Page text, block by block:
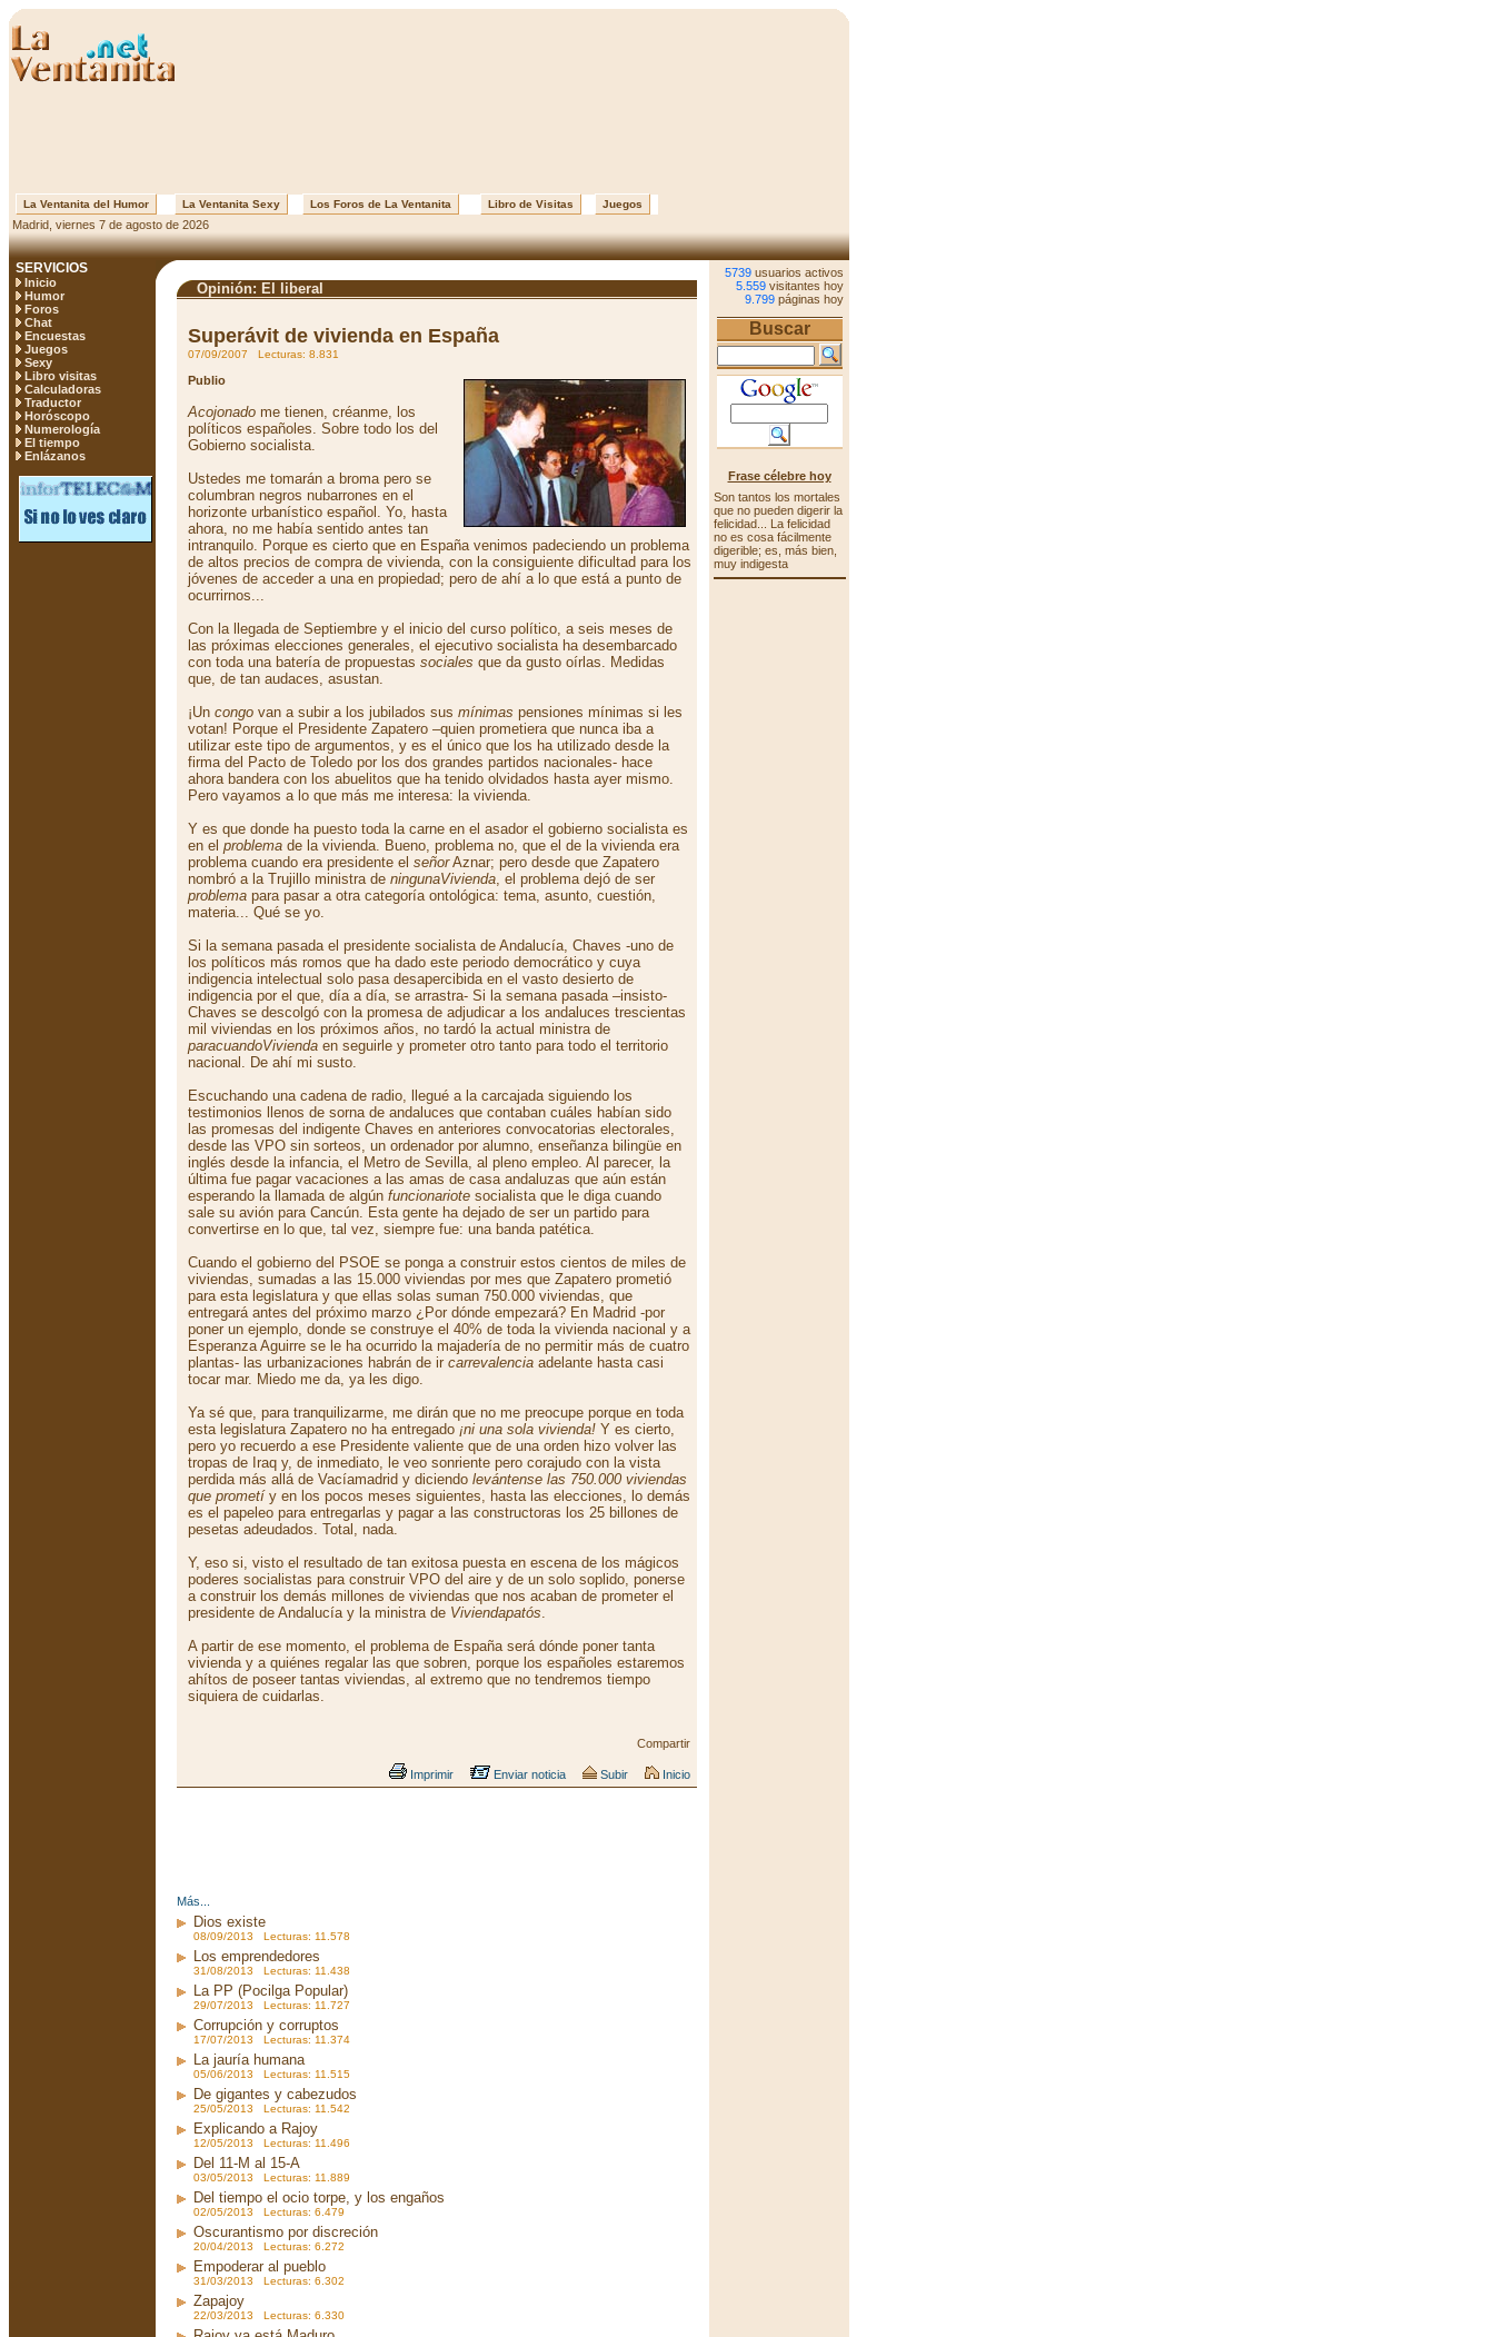
La Ventanita del Humor La Ventanita Sexy Los Foros de La Ventanita Libro de Visitas Juegos
Madrid, viernes 7 de agosto de 2026
SERVICIOS
Inicio
Humor
Foros
Chat
Encuestas
Juegos
Sexy
Libro visitas
Calculadoras
Traductor
Horóscopo
Numerología
El tiempo
Enlázanos
Opinión: El liberal
Superávit de vivienda en España
07/09/2007 Lecturas: 8.831
Publio
Acojonado me tienen, créanme, los
políticos españoles. Sobre todo los del
Gobierno socialista.
Ustedes me tomarán a broma pero se
columbran negros nubarrones en el
horizonte urbanístico español. Yo, hasta
ahora, no me había sentido antes tan
intranquilo. Porque es cierto que en España venimos padeciendo un problema
de altos precios de compra de vivienda, con la consiguiente dificultad para los
jóvenes de acceder a una en propiedad; pero de ahí a lo que está a punto de
ocurrirnos...
Con la llegada de Septiembre y el inicio del curso político, a seis meses de
las próximas elecciones generales, el ejecutivo socialista ha desembarcado
con toda una batería de propuestas sociales que da gusto oírlas. Medidas
que, de tan audaces, asustan.
¡Un congo van a subir a los jubilados sus mínimas pensiones mínimas si les
votan! Porque el Presidente Zapatero –quien prometiera que nunca iba a
utilizar este tipo de argumentos, y es el único que los ha utilizado desde la
firma del Pacto de Toledo por los dos grandes partidos nacionales- hace
ahora bandera con los abuelitos que ha tenido olvidados hasta ayer mismo.
Pero vayamos a lo que más me interesa: la vivienda.
Y es que donde ha puesto toda la carne en el asador el gobierno socialista es
en el problema de la vivienda. Bueno, problema no, que el de la vivienda era
problema cuando era presidente el señorAznar; pero desde que Zapatero
nombró a la Trujillo ministra de ningunaVivienda, el problema dejó de ser
problema para pasar a otra categoría ontológica: tema, asunto, cuestión,
materia... Qué se yo.
Si la semana pasada el presidente socialista de Andalucía, Chaves -uno de
los políticos más romos que ha dado este periodo democrático y cuya
indigencia intelectual solo pasa desapercibida en el vasto desierto de
indigencia por el que, día a día, se arrastra- Si la semana pasada –insisto-
Chaves se descolgó con la promesa de adjudicar a los andaluces trescientas
mil viviendas en los próximos años, no tardó la actual ministra de
paracuandoVivienda en seguirle y prometer otro tanto para todo el territorio
nacional. De ahí mi susto.
Escuchando una cadena de radio, llegué a la carcajada siguiendo los
testimonios llenos de sorna de andaluces que contaban cuáles habían sido
las promesas del indigente Chaves en anteriores convocatorias electorales,
desde las VPO sin sorteos, un ordenador por alumno, enseñanza bilingüe en
inglés desde la infancia, el Metro de Sevilla, al pleno empleo. Al parecer, la
última fue pagar vacaciones a las amas de casa andaluzas que aún están
esperando la llamada de algún funcionariote socialista que le diga cuando
sale su avión para Cancún. Esta gente ha dejado de ser un partido para
convertirse en lo que, tal vez, siempre fue: una banda patética.
Cuando el gobierno del PSOE se ponga a construir estos cientos de miles de
viviendas, sumadas a las 15.000 viviendas por mes que Zapatero prometió
para esta legislatura y que ellas solas suman 750.000 viviendas, que
entregará antes del próximo marzo ¿Por dónde empezará? En Madrid -por
poner un ejemplo, donde se construye el 40% de toda la vivienda nacional y a
Esperanza Aguirre se le ha ocurrido la majadería de no permitir más de cuatro
plantas- las urbanizaciones habrán de ir carrevalencia adelante hasta casi
tocar mar. Miedo me da, ya les digo.
Ya sé que, para tranquilizarme, me dirán que no me preocupe porque en toda
esta legislatura Zapatero no ha entregado ¡ni una sola vivienda! Y es cierto,
pero yo recuerdo a ese Presidente valiente que de una orden hizo volver las
tropas de Iraq y, de inmediato, le veo sonriente pero corajudo con la vista
perdida más allá de Vacíamadrid y diciendo levántense las 750.000 viviendas
que prometíy en los pocos meses siguientes, hasta las elecciones, lo demás
es el papeleo para entregarlas y pagar a las constructoras los 25 billones de
pesetas adeudados. Total, nada.
Y, eso si, visto el resultado de tan exitosa puesta en escena de los mágicos
poderes socialistas para construir VPO del aire y de un solo soplido, ponerse
a construir los demás millones de viviendas que nos acaban de prometer el
presidente de Andalucía y la ministra de Viviendapatós.
A partir de ese momento, el problema de España será dónde poner tanta
vivienda y a quiénes regalar las que sobren, porque los españoles estaremos
ahítos de poseer tantas viviendas, al extremo que no tendremos tiempo
siquiera de cuidarlas.
Compartir
Imprimir Enviar noticia Subir Inicio
Más...
Dios existe
08/09/2013 Lecturas: 11.578
Los emprendedores
31/08/2013 Lecturas: 11.438
La PP (Pocilga Popular)
29/07/2013 Lecturas: 11.727
Corrupción y corruptos
17/07/2013 Lecturas: 11.374
La jauría humana
05/06/2013 Lecturas: 11.515
De gigantes y cabezudos
25/05/2013 Lecturas: 11.542
Explicando a Rajoy
12/05/2013 Lecturas: 11.496
Del 11-M al 15-A
03/05/2013 Lecturas: 11.889
Del tiempo el ocio torpe, y los engaños
02/05/2013 Lecturas: 6.479
Oscurantismo por discreción
20/04/2013 Lecturas: 6.272
Empoderar al pueblo
31/03/2013 Lecturas: 6.302
Zapajoy
22/03/2013 Lecturas: 6.330
5739 usuarios activos
5.559 visitantes hoy
9.799 páginas hoy
Buscar
Frase célebre hoy
Son tantos los mortales
que no pueden digerir la
felicidad... La felicidad
no es cosa fácilmente
digerible; es, más bien,
muy indigesta